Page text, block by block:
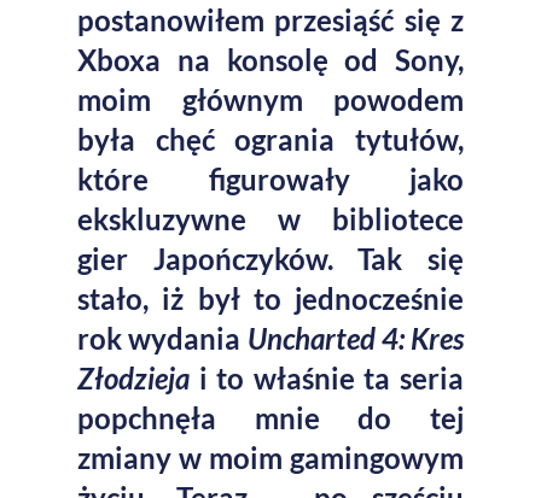
postanowiłem przesiąść się z
Xboxa na konsolę od Sony,
moim głównym powodem
była chęć ogrania tytułów,
które figurowały jako
ekskluzywne w bibliotece
gier Japończyków. Tak się
stało, iż był to jednocześnie
rok wydania Uncharted 4: Kres
Złodzieja i to właśnie ta seria
popchnęła mnie do tej
zmiany w moim gamingowym